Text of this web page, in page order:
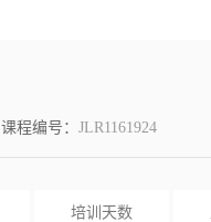
课程编号： JLR1161924
培训天数